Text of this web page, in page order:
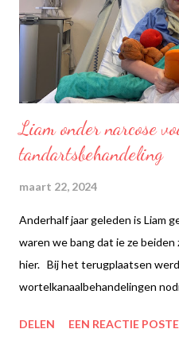
Liam onder narcose
tandartsbehandeling
maart 22, 2024
Anderhalf jaar geleden is Liam
waren we bang dat ie ze
hier. Bij het terugplaatsen
wortelkanaalbehandelingen
Liam bij het Centrum
DELEN EEN REACTIE